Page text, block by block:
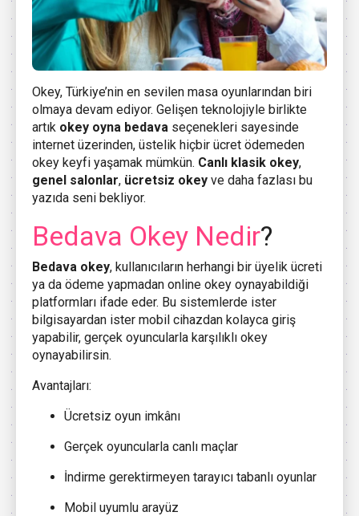
Okey, Türkiye’nin en sevilen masa oyunlarından biri
olmaya devam ediyor. Gelişen teknolojiyle birlikte
artık okey oyna bedava seçenekleri sayesinde
internet üzerinden, üstelik hiçbir ücret ödemeden
okey keyfi yaşamak mümkün. Canlı klasik okey,
genel salonlar, ücretsiz okey ve daha fazlası bu
yazıda seni bekliyor.
Bedava Okey Nedir?
Bedava okey, kullanıcıların herhangi bir üyelik ücreti
ya da ödeme yapmadan online okey oynayabildiği
platformları ifade eder. Bu sistemlerde ister
bilgisayardan ister mobil cihazdan kolayca giriş
yapabilir, gerçek oyuncularla karşılıklı okey
oynayabilirsin.
Avantajları:
Ücretsiz oyun imkânı
Gerçek oyuncularla canlı maçlar
İndirme gerektirmeyen tarayıcı tabanlı oyunlar
Mobil uyumlu arayüz